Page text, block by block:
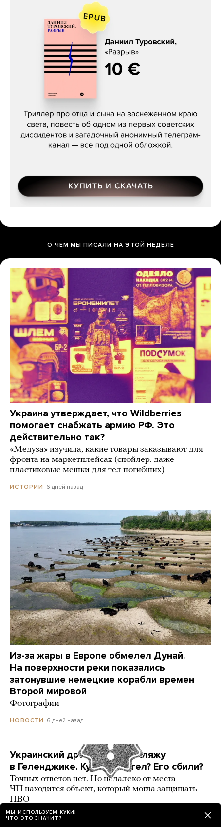
Даниил Туровский, «Разрыв»
О ЧЕМ МЫ ПИСАЛИ НА ЭТОЙ НЕДЕЛЕ
Украина утверждает, что Wildberries
помогает снабжать армию РФ. Это
действительно так?
«Медуза» изучила, какие товары заказывают для
фронта на маркетплейсах (спойлер: даже
пластиковые мешки для тел погибших)
ИСТОРИИ 6 дней назад
Из-за жары в Европе обмелел Дунай.
На поверхности реки показались
затонувшие немецкие корабли времен
Второй мировой
Фотографии
НОВОСТИ 6 дней назад
Украинский дрон попал по пляжу
в Геленджике. Куда он летел? Его сбили?
Точных ответов нет. Но недалеко от места
ЧП находится объект, который могла защищать
ПВО
РАЗБОР 3 карточки
МЫ ИСПОЛЬЗУЕМ КУКИ!
ЧТО ЭТО ЗНАЧИТ?